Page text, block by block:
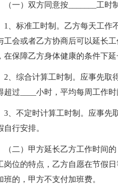
（一）双方同意按_______工时
1、标准工时制。乙方每天工作
工会或者乙方协商后可以延长
在保障乙方身体健康的条件下
2、综合计算工时制。应事先取
超过____小时，平均每周工作时
3、不定时计算工时制。应事先
自行安排。
（二）甲方延长乙方工作时间
岗位的特点，乙方自愿在节假
班的，甲方不支付加班费。